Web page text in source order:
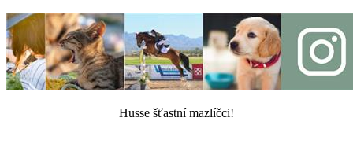
Husse šťastní mazlíčci!